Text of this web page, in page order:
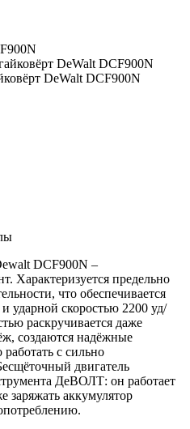
DeWalt DCF900N
DCF900N –
Характеризуется предельно
что обеспечивается
скоростью 2200 уд/
раскручивается даже
создаются надёжные
с сильно
двигатель
ДеВОЛТ: он работает
заряжать аккумулятор